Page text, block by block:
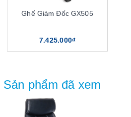
Ghế Giám Đốc GX505
7.425.000₫
Sản phẩm đã xem